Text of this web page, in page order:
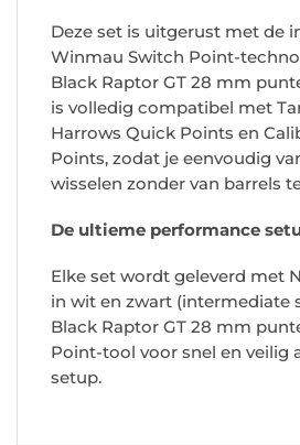
Deze set is uitgerust met de
Winmau Switch Point-
Black Raptor GT 28 mm
is volledig compatibel met
Harrows Quick Points en
Points, zodat je eenvoudig
wisselen zonder van barrels
De ultieme performance
Elke set wordt geleverd met
in wit en zwart (intermediate
Black Raptor GT 28 mm
Point-tool voor snel en veilig
setup.